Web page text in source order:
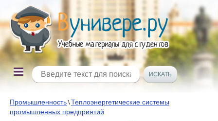
Промышленность \Теплоэнергетические системы
промышленных предприятий